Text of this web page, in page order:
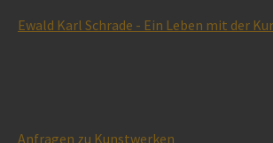
Ewald Karl Schrade - Ein Leben mit der
Anfragen zu Kunstwerken